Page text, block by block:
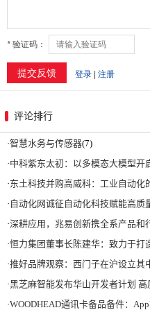
评论排行
·智慧水务与传感器(7)
·中科紫东太初：以多模态大模型开
·东土科技并购高威科：工业自动化
· 自动化网诚征自动化科技赋能高质
·深耕应用，兆易创新携全系产品和
·恒力集团董事长陈建华：致力于打造全球行业标杆，为国家的经
·推好品牌观察：西门子在沪设立其
·黑芝麻智能发布华山开发者计划
·WOODHEAD通讯卡备品备件：Applicom